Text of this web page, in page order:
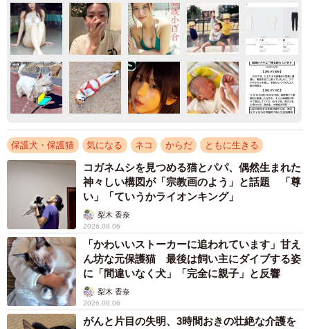
保護犬・保護猫 気になる ネコ からだ ともに生きる
コガネムシを見つめる猫とパパ、偶然生まれた
神々しい構図が「宗教画のよう」と話題 「尊
い」「ていうかライオンキング」
梨木 香奈
2026.08.06
「かわいいストーカーに追われています」甘え
ん坊な元保護猫 最後は飼い主にダイブする姿
に「間違いなく犬」「完全に親子」と反響
梨木 香奈
2026.08.06
がんと片目の失明、3時間おきの壮絶な介護を